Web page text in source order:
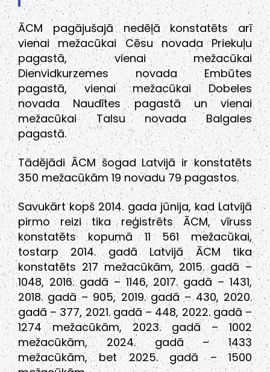
ĀCM pagājušajā nedēļā konstatēts arī
vienai mežacūkai Cēsu novada Priekuļu
pagastā, vienai mežacūkai
Dienvidkurzemes novada Embūtes
pagastā, vienai mežacūkai Dobeles
novada Naudītes pagastā un vienai
mežacūkai Talsu novada Balgales
pagastā.
Tādējādi ĀCM šogad Latvijā ir konstatēts
350 mežacūkām 19 novadu 79 pagastos.
Savukārt kopš 2014. gada jūnija, kad Latvijā
pirmo reizi tika reģistrēts ĀCM, vīruss
konstatēts kopumā 11 561 mežacūkai,
tostarp 2014. gadā Latvijā ĀCM tika
konstatēts 217 mežacūkām, 2015. gadā –
1048, 2016. gadā – 1146, 2017. gadā – 1431,
2018. gadā – 905, 2019. gadā – 430, 2020.
gadā – 377, 2021. gadā – 448, 2022. gadā –
1274 mežacūkām, 2023. gadā – 1002
mežacūkām, 2024. gadā – 1433
mežacūkām, bet 2025. gadā – 1500